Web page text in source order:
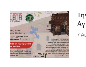
7